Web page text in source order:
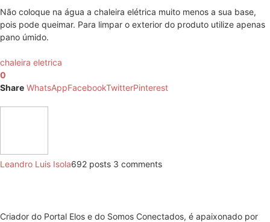
Não coloque na água a chaleira elétrica muito menos a sua base,
pois pode queimar. Para limpar o exterior do produto utilize apenas
pano úmido.
chaleira eletrica
0
Share WhatsAppFacebookTwitterPinterest
Leandro Luis Isola692 posts 3 comments
Criador do Portal Elos e do Somos Conectados, é apaixonado por